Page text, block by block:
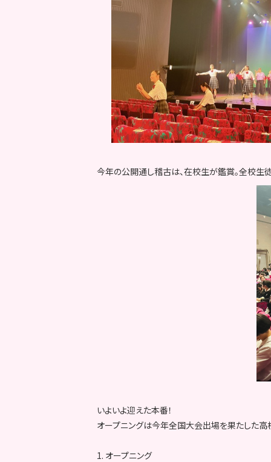
今年の公開通し稽古は、在校生が鑑賞。全校生
いよいよ迎えた本番！
オープニングは今年全国大会出場を果たした高
1. オープニング